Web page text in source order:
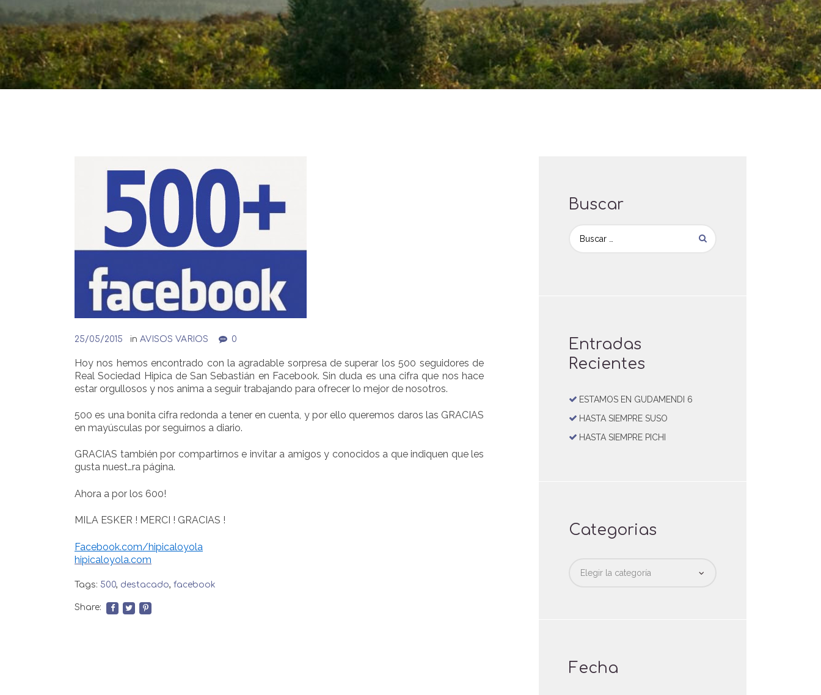
25/05/2015 inAVISOS VARIOS 0
Hoy nos hemos encontrado con la agradable sorpresa de superar los 500 seguidores de
Real Sociedad Hipica de San Sebastián en Facebook. Sin duda es una cifra que nos hace
estar orgullosos y nos anima a seguir trabajando para ofrecer lo mejor de nosotros.
500 es una bonita cifra redonda a tener en cuenta, y por ello queremos daros las GRACIAS
en mayúsculas por seguirnos a diario.
GRACIAS también por compartirnos e invitar a amigos y conocidos a que indiquen que les
gusta nuest…ra página.
Ahora a por los 600!
MILA ESKER ! MERCI ! GRACIAS !
Facebook.com/hipicaloyola
hipicaloyola.com
Tags: 500, destacado, facebook
Share:
Buscar
Entradas
Recientes
ESTAMOS EN GUDAMENDI 6
HASTA SIEMPRE SUSO
HASTA SIEMPRE PICHI
Categorias
Fecha